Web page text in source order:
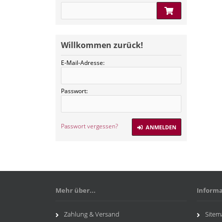
Willkommen zurück!
E-Mail-Adresse:
Passwort:
Passwort vergessen? ANMELDEN
Mehr über...
Zahlung & Versand